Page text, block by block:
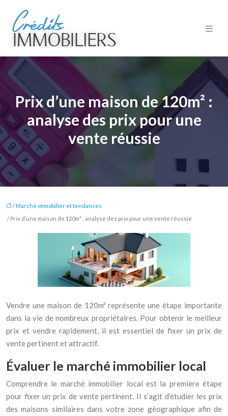
Prix d’une maison de 120m² :
analyse des prix pour une
vente réussie
/Marché immobilier et tendances
/ Prix d’une maison de 120m² : analyse des prix pour une vente réussie
Vendre une maison de 120m² représente une étape importante
dans la vie de nombreux propriétaires. Pour obtenir le meilleur
prix et vendre rapidement, il est essentiel de fixer un prix de
vente pertinent et attractif.
Évaluer le marché immobilier local
Comprendre le marché immobilier local est la première étape
pour fixer un prix de vente pertinent. Il s’agit d’étudier les prix
des maisons similaires dans votre zone géographique afin de